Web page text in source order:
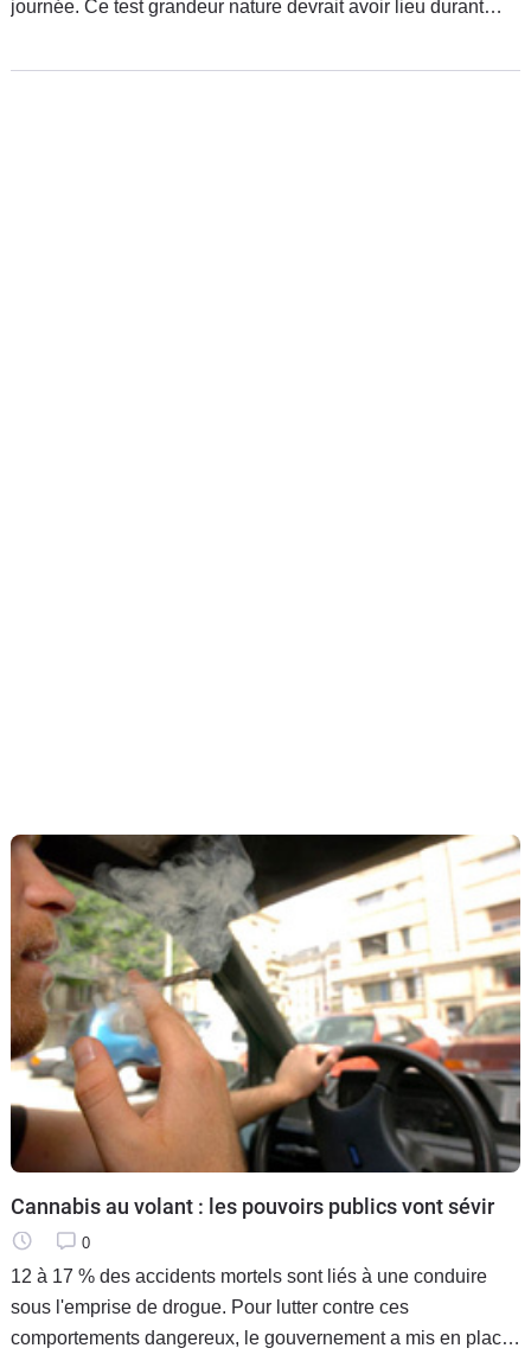
journée. Ce test grandeur nature devrait avoir lieu durant
Cannabis au volant : les pouvoirs publics vont sévir
0
12 à 17 % des accidents mortels sont liés à une conduire
sous l'emprise de drogue. Pour lutter contre ces
comportements dangereux, le gouvernement a mis en place